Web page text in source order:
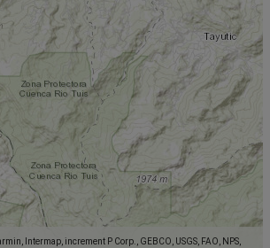
Intermap, increment P Corp., GEBCO, USGS, FAO, NPS,